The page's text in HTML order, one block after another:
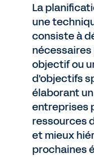
La
une
consiste à
objectif ou
d'objectifs
élaborant
entreprises
ressources
et mieux
prochaines